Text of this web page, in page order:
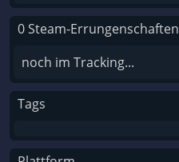
0 Steam-Errungenschaften
noch im Tracking...
Tags